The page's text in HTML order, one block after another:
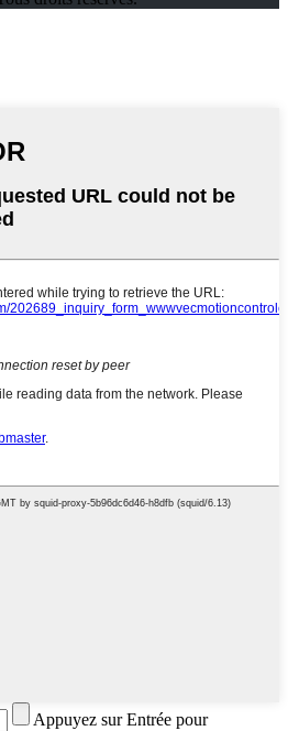
Appuyez sur Entrée pour